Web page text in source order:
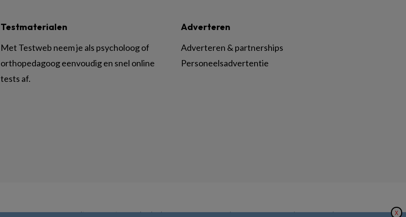
Testmaterialen
Met Testweb neem je als psycholoog of
orthopedagoog eenvoudig en snel online
tests af.
Adverteren
Adverteren & partnerships
Personeelsadvertentie
© BSL Media & Learning, onderdeel vanSpringer Nature|Privacy Statement|Disclaimer|Voorwaarden X